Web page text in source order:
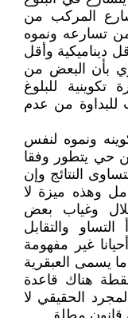
المركب من
من تسارعه ونموه
ديناميكية وأقل
بأن البعض من
تكوينية للبلوغ
للبداوة من عدم
ونموه لنفس
حي يتطور وفقا
النتائج وإن
وهذه ميزة لا
وغياب بعض
والتقابل
غير مفهومة
يسمى العبقرية
هناك قاعدة
الحقيقي لا